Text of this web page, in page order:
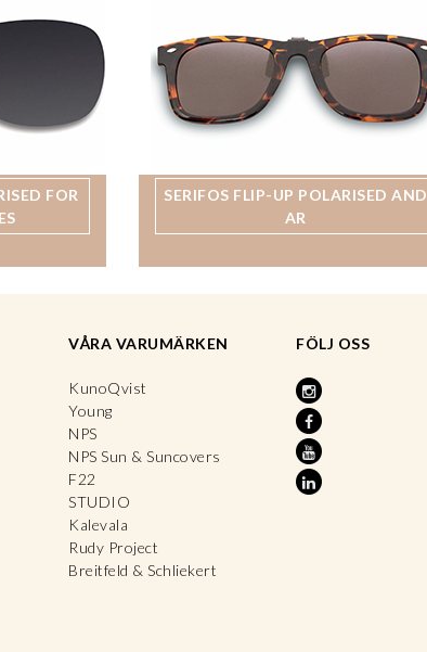
FOR
SERIFOS FLIP-UP POLARISED AND
AR
VÅRA VARUMÄRKEN
KunoQvist
Young
NPS
NPS Sun & Suncovers
F22
STUDIO
Kalevala
Rudy Project
Breitfeld & Schliekert
FÖLJ OSS